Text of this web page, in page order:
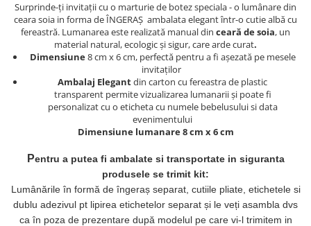
Surprinde-ți invitații cu o marturie de botez speciala - o lumânare din
ceara soia in forma de ÎNGERAȘ ambalata elegant într-o cutie albă cu
fereastră. Lumanarea este realizată manual din ceară de soia, un
material natural, ecologic și sigur, care arde curat.
Dimensiune8 cm x 6 cm, perfectă pentru a fi așezată pe mesele
invitaților
Ambalaj Elegantdin carton cu fereastra de plastic
transparent permite vizualizarea lumanarii și poate fi
personalizat cu o eticheta cu numele bebelusului si data
evenimentului
Dimensiune lumanare 8 cm x 6 cm
Pentru a putea fi ambalate si transportate in siguranta
produsele se trimit kit:
Lumânările în formă de îngeraș separat, cutiile pliate, etichetele si
dublu adezivul pt lipirea etichetelor separat și le veți asambla dvs
ca în poza de prezentare după modelul pe care vi-l trimitem in